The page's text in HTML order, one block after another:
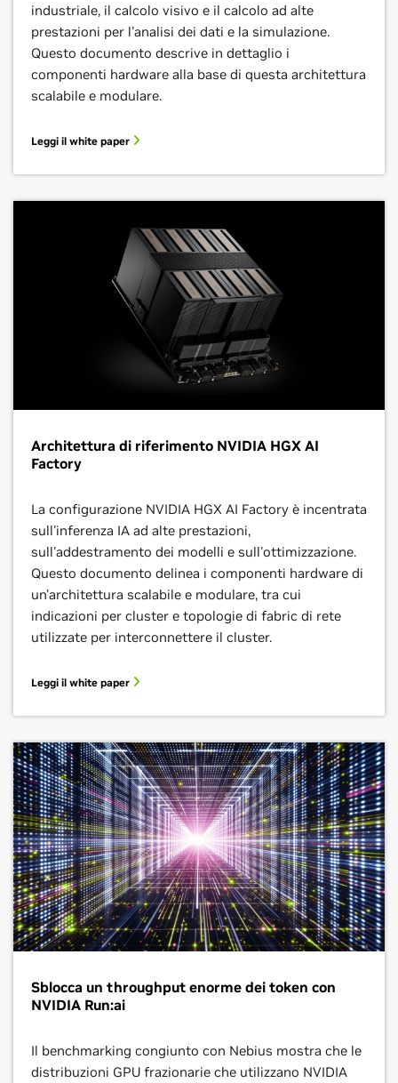
industriale, il calcolo visivo e il calcolo ad alte
prestazioni per l'analisi dei dati e la simulazione.
Questo documento descrive in dettaglio i
componenti hardware alla base di questa architettura
scalabile e modulare.
Leggi il white paper
Architettura di riferimento NVIDIA HGX AI
Factory
La configurazione NVIDIA HGX AI Factory è incentrata
sull'inferenza IA ad alte prestazioni,
sull'addestramento dei modelli e sull'ottimizzazione.
Questo documento delinea i componenti hardware di
un'architettura scalabile e modulare, tra cui
indicazioni per cluster e topologie di fabric di rete
utilizzate per interconnettere il cluster.
Leggi il white paper
Sblocca un throughput enorme dei token con
NVIDIA Run:ai
Il benchmarking congiunto con Nebius mostra che le
distribuzioni GPU frazionarie che utilizzano NVIDIA